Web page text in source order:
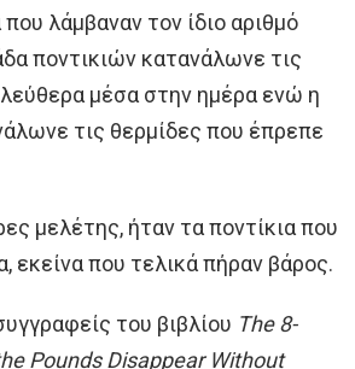
που λάμβαναν τον ίδιο αριθμό
ποντικιών κατανάλωνε τις
μέσα στην ημέρα ενώ η
τις θερμίδες που έπρεπε
μελέτης, ήταν τα ποντίκια που
εκείνα που τελικά πήραν βάρος.
του βιβλίου The 8-
Pounds Disappear Without